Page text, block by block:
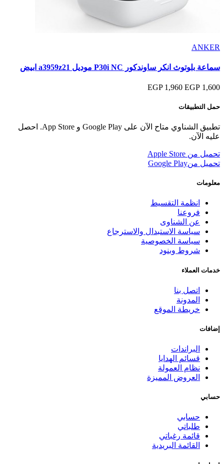
ANKER
سماعة بلوتوث انكر ساوندكور P30i NC موديل a3959z21 ابيض
1,600 EGP
1,960 EGP
حمل التطبيقات
تطبيق الشناوي متاح الآن على Google Play و App Store. احصل
عليه الآن.
تحميل من Apple Store
تحميل منGoogle Play
معلومات
انظمة التقسيط
فروعنا
عن الشناوى
سياسة الاستبدال والاسترجاع
سياسة الخصوصية
شروط وبنود
خدمات العملاء
اتصل بنا
المدونة
خريطة الموقع
إضافات
البراندات
قسائم الهدايا
نظام العمولة
العروض المميزة
حسابي
حسابي
طلباتي
قائمة رغباتي
القائمة البريدية